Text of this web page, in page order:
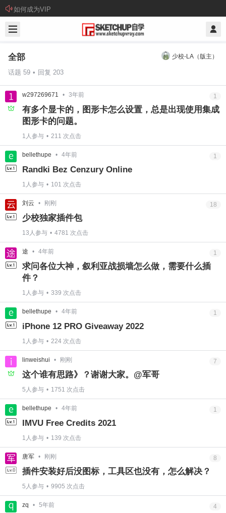
如何成为VIP
全部
话题 59 • 回复 203
少校-LA （版主）
w297269671 • 3年前
有多个显卡的，图形卡怎么设置，总是出现使用集成
图形卡的问题。
1人参与 • 211 次点击
1
bellethupe • 4年前
Randki Bez Cenzury Online
1人参与 • 101 次点击
1
刘云 • 刚刚
少校独家插件包
13人参与 • 4781 次点击
18
途 • 4年前
求问各位大神，叙利亚战损墙怎么做，需要什么插
件？
1人参与 • 339 次点击
1
bellethupe • 4年前
iPhone 12 PRO Giveaway 2022
1人参与 • 224 次点击
1
linweishui • 刚刚
这个谁有思路》？谢谢大家。@军哥
5人参与 • 1751 次点击
7
bellethupe • 4年前
IMVU Free Credits 2021
1人参与 • 139 次点击
1
唐军 • 刚刚
插件安装好后没图标，工具区也没有，怎么解决？
5人参与 • 9905 次点击
8
zq • 5年前 4